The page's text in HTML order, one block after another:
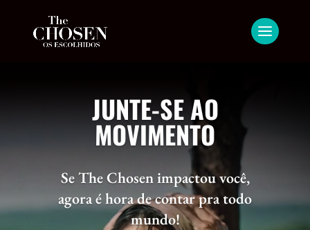
JUNTE-SE AO
MOVIMENTO
Se The Chosen impactou você,
agora é hora de contar pra todo
mundo!